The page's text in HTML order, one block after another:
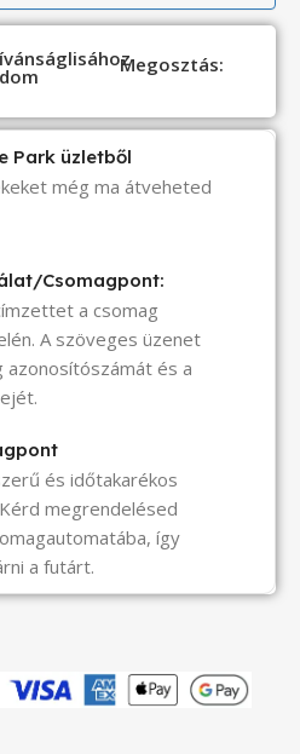
Megosztás:
Park üzletből
még ma átveheted
Csomagpont:
a csomag
A szöveges üzenet
azonosítószámát és a
és időtakarékos
megrendelésed
így
a futárt.